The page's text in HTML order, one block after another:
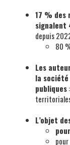
17 %
signalent
depuis
80
Les
la
publiques
L’objet